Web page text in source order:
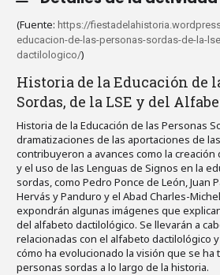
(Fuente: https://
educacion-de-las-personas-sordas-de-la-
dactilologico/)
Historia de la Educación de
Sordas, de la LSE y del
Historia de la Educación de las Personas
dramatizaciones de las aportaciones de
contribuyeron a avances como la
y el uso de las Lenguas de Signos en la
sordas, como Pedro Ponce de León, Juan
Hervás y Panduro y el Abad Charles-
expondrán algunas imágenes que
del alfabeto dactilológico. Se llevarán a
relacionadas con el alfabeto dactilológico
cómo ha evolucionado la visión que se ha
personas sordas a lo largo de la historia.